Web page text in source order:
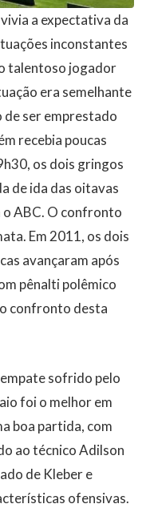
a expectativa da
inconstantes
talentoso jogador
era semelhante
de ser emprestado
recebia poucas
os dois gringos
de ida das oitavas
o ABC. O confronto
Em 2011, os dois
avançaram após
pênalti polêmico
confronto desta
sofrido pelo
foi o melhor em
boa partida, com
ao técnico Adilson
de Kleber e
ofensivas.